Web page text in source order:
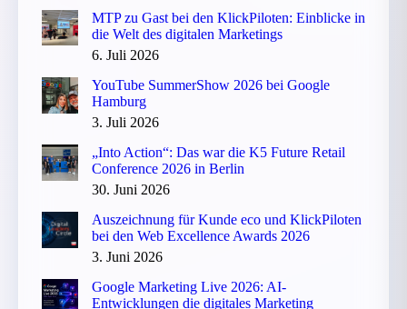
MTP zu Gast bei den KlickPiloten: Einblicke in
die Welt des digitalen Marketings
6. Juli 2026
YouTube SummerShow 2026 bei Google
Hamburg
3. Juli 2026
„Into Action“: Das war die K5 Future Retail
Conference 2026 in Berlin
30. Juni 2026
Auszeichnung für Kunde eco und KlickPiloten
bei den Web Excellence Awards 2026
3. Juni 2026
Google Marketing Live 2026: AI-
Entwicklungen die digitales Marketing